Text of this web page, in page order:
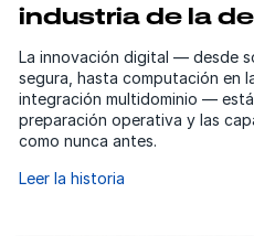
industria de la
La innovación digital — desde
segura, hasta computación en
integración multidominio —
preparación operativa y las
como nunca antes.
Leer la historia